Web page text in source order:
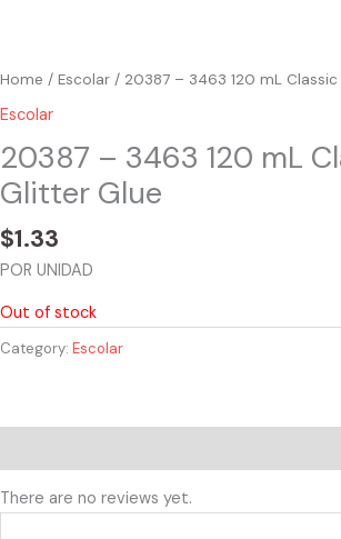
Home / Escolar / 20387 – 3463 120 mL
Escolar
20387 – 3463 120 mL
Glitter Glue
$1.33
POR UNIDAD
Out of stock
Category: Escolar
There are no reviews yet.